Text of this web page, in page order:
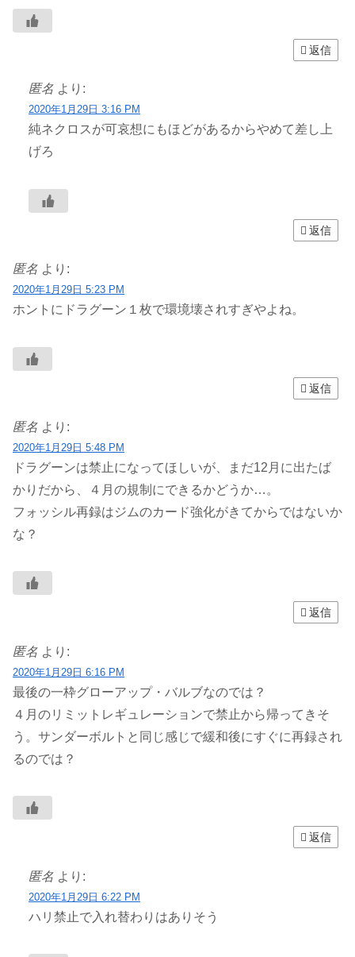
返信
匿名 より:
2020年1月29日 3:16 PM
純ネクロスが可哀想にもほどがあるからやめて差し上
げろ
返信
匿名 より:
2020年1月29日 5:23 PM
ホントにドラグーン１枚で環境壊されすぎやよね。
返信
匿名 より:
2020年1月29日 5:48 PM
ドラグーンは禁止になってほしいが、まだ12月に出たば
かりだから、４月の規制にできるかどうか…。
フォッシル再録はジムのカード強化がきてからではないか
な？
返信
匿名 より:
2020年1月29日 6:16 PM
最後の一枠グローアップ・バルブなのでは？
４月のリミットレギュレーションで禁止から帰ってきそ
う。サンダーボルトと同じ感じで緩和後にすぐに再録され
るのでは？
返信
匿名 より:
2020年1月29日 6:22 PM
ハリ禁止で入れ替わりはありそう